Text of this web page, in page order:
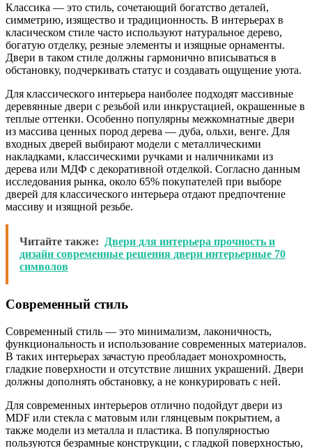
Классика — это стиль, сочетающий богатство деталей,
симметрию, изящество и традиционность. В интерьерах в
класическом стиле часто используют натуральное дерево,
богатую отделку, резные элементы и изящные орнаменты.
Двери в таком стиле должны гармонично вписываться в
обстановку, подчеркивать статус и создавать ощущение уюта.
Для классического интерьера наиболее подходят массивные
деревянные двери с резьбой или инкрустацией, окрашенные в
теплые оттенки. Особенно популярны межкомнатные двери
из массива ценных пород дерева — дуба, ольхи, венге. Для
входных дверей выбирают модели с металлическими
накладками, классическими ручками и наличниками из
дерева или МДФ с декоративной отделкой. Согласно данным
исследования рынка, около 65% покупателей при выборе
дверей для классического интерьера отдают предпочтение
массиву и изящной резьбе.
Читайте также:
Двери для интерьера прочность и
дизайн современные решения двери интерьерные 70
символов
Современный стиль
Современный стиль — это минимализм, лаконичность,
функциональность и использование современных материалов.
В таких интерьерах зачастую преобладает монохромность,
гладкие поверхности и отсутствие лишних украшений. Двери
должны дополнять обстановку, а не конкурировать с ней.
Для современных интерьеров отлично подойдут двери из
MDF или стекла с матовым или глянцевым покрытием, а
также модели из металла и пластика. В популярностью
пользуются безрамные конструкции, с гладкой поверхностью,